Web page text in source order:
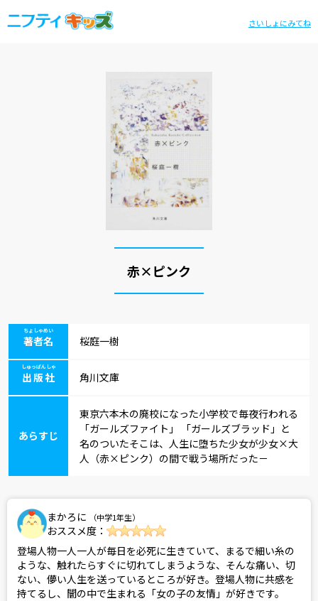
さいしょにみてね
赤×ピンク
著者名
ちょしゃめい
桜庭一樹
出版社
しゅっぱんしゃ
角川文庫
あらすじ
東京六本木の廃校になった小学校で毎夜行われる
「ガールズファイト」 「ガールズブラッド」と
名のついたそこは、人生に堕ちた少女が少女×大
人（赤×ピンク）の間で戦う場所だった－
まかろに （中学1年生）
おススメ度：
登場人物一人一人が毎日を必死に生きていて、まるで細い糸の
ような、触れたらすぐに切れてしまうような、そんな痛い、切
ない、儚い人生を送っているところが好き。登場人物に共感を
持てるし、闇の中で生まれる「女の子の友情」が好きです。